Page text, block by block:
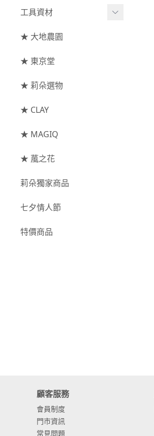
玫瑰
大玫瑰
- 迷你玫瑰
- 庭園玫瑰
- 其他玫瑰
主花
菊花
-
蘭花⧸大理花
康乃馨
配花
- 滿天星⧸木滿天星
- 黑種草⧸東方黑種
- 大地農園
索拉花(僅花頭)
原色
葉材⧸藤蔓
枝條
果實
中大型花器
捧花架⧸吊架
藤圈⧸注連繩
提籃
裝飾⧸擺飾
花插
工具資材
工具⧸型錄
資材
★ 大地農園
★ 東京堂
★ 莉朵選物
★ CLAY
★ MAGIQ
★ 葻之花
莉朵獨家商品
七夕情人節
特價商品
顧客服務
會員制度
門市資訊
常見問題